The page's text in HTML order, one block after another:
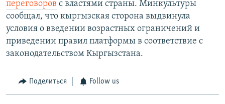
переговоров с властями страны. Минкультуры
сообщал, что кыргызская сторона выдвинула
условия о введении возрастных ограничений и
приведении правил платформы в соответствие с
законодательством Кыргызстана.
Поделиться Follow us